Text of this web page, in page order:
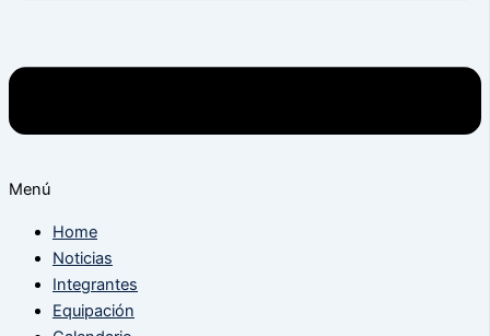
Menú
Home
Noticias
Integrantes
Equipación